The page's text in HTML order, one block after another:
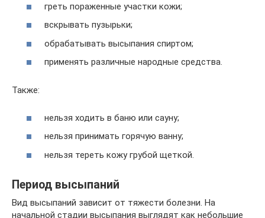
греть пораженные участки кожи;
вскрывать пузырьки;
обрабатывать высыпания спиртом;
применять различные народные средства.
Также:
нельзя ходить в баню или сауну;
нельзя принимать горячую ванну;
нельзя тереть кожу грубой щеткой.
Период высыпаний
Вид высыпаний зависит от тяжести болезни. На
начальной стадии высыпания выглядят как небольшие